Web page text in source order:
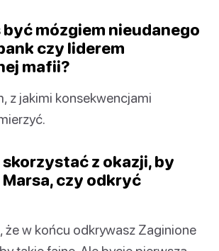
być mózgiem nieudanego
czy liderem
mafii?
z jakimi konsekwencjami
skorzystać z okazji, by
czy odkryć
że w końcu odkrywasz Zaginione